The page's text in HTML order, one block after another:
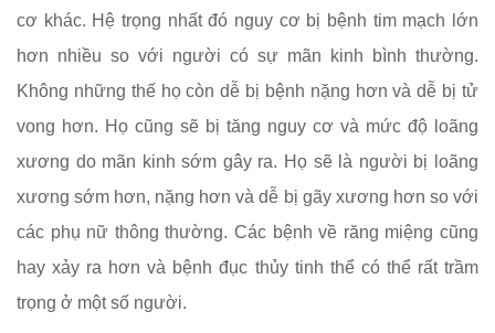
cơ khác. Hệ trọng nhất đó nguy cơ bị bệnh tim mạch lớn
hơn nhiều so với người có sự mãn kinh bình thường.
Không những thế họ còn dễ bị bệnh nặng hơn và dễ bị tử
vong hơn. Họ cũng sẽ bị tăng nguy cơ và mức độ loãng
xương do mãn kinh sớm gây ra. Họ sẽ là người bị loãng
xương sớm hơn, nặng hơn và dễ bị gãy xương hơn so với
các phụ nữ thông thường. Các bệnh về răng miệng cũng
hay xảy ra hơn và bệnh đục thủy tinh thể có thể rất trầm
trọng ở một số người.